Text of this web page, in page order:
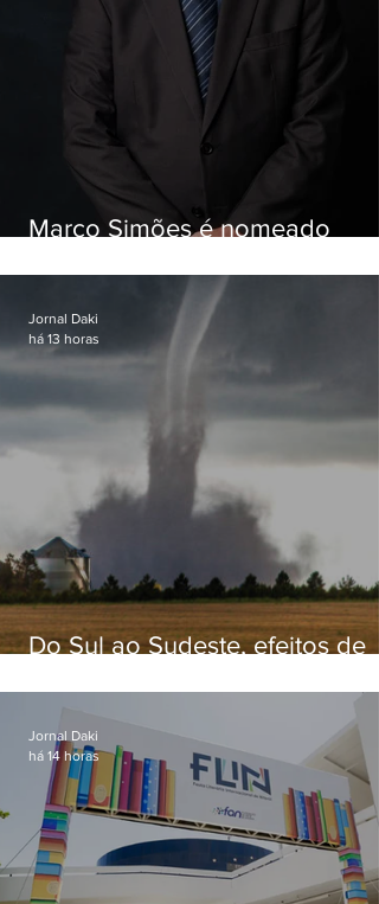
Marco Simões é nomeado
Do Sul ao Sudeste, efeitos de
apreensão na população
Jornal Daki
há 13 horas
Jornal Daki
há 14 horas